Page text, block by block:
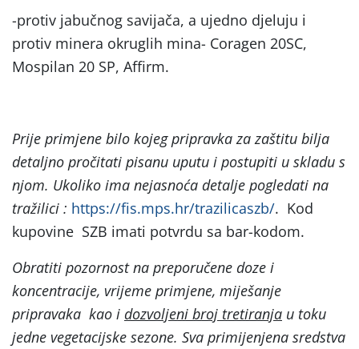
-protiv jabučnog savijača, a ujedno djeluju i
protiv minera okruglih mina- Coragen 20SC,
Mospilan 20 SP, Affirm.
Prije primjene bilo kojeg pripravka za zaštitu bilja
detaljno pročitati pisanu uputu i postupiti u skladu s
njom. Ukoliko ima nejasnoća detalje pogledati na
tražilici : https://fis.mps.hr/trazilicaszb/. Kod
kupovine SZB imati potvrdu sa bar-kodom.
Obratiti pozornost na preporučene doze i
koncentracije, vrijeme primjene, miješanje
pripravaka kao i dozvoljeni broj tretiranja u toku
jedne vegetacijske sezone. Sva primijenjena sredstva